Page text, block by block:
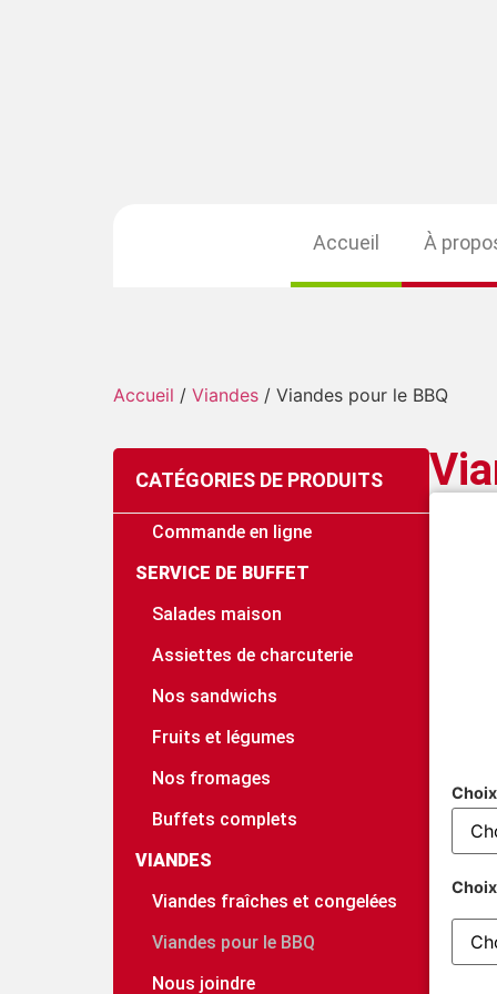
Accueil À
Accueil / Viandes / Viandes pour le BBQ
CATÉGORIES DE PRODUITS
Commande en ligne
SERVICE DE BUFFET
Salades maison
Assiettes de charcuterie
Nos sandwichs
Fruits et légumes
Nos fromages
Buffets complets
VIANDES
Viandes fraîches et congelées
Viandes pour le BBQ
Nous joindre